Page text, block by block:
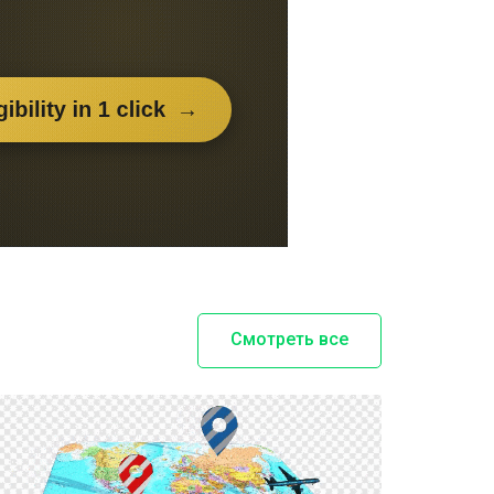
Смотреть все